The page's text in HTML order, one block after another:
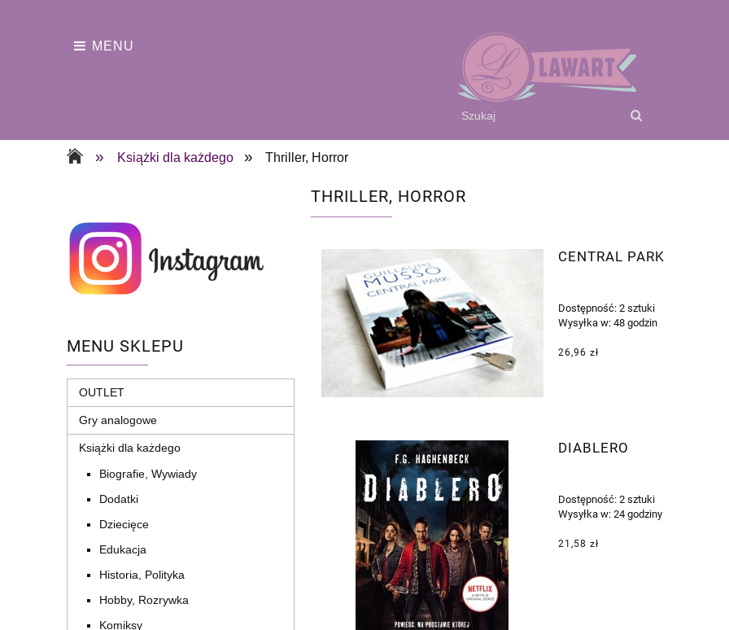
MENU
» Książki dla każdego » Thriller, Horror
MENU SKLEPU
OUTLET
Gry analogowe
Książki dla każdego
Biografie, Wywiady
Dodatki
Dziecięce
Edukacja
Historia, Polityka
Hobby, Rozrywka
Komiksy
THRILLER, HORROR
CENTRAL PARK
Dostępność: 2 sztuki
Wysyłka w: 48 godzin
26,96 zł
DIABLERO
Dostępność: 2 sztuki
Wysyłka w: 24 godziny
21,58 zł